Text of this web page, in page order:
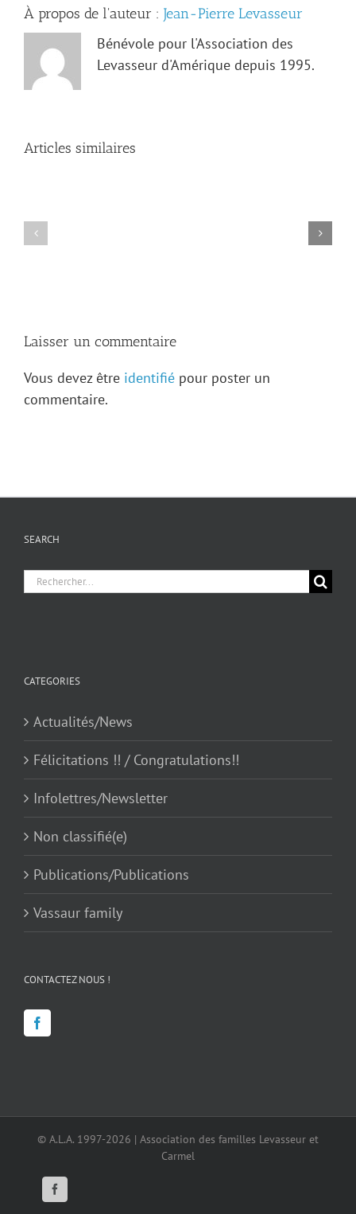
À propos de l'auteur : Jean-Pierre Levasseur
Bénévole pour l'Association des
Levasseur d'Amérique depuis 1995.
Articles similaires
Laisser un commentaire
Vous devez être identifié pour poster un
commentaire.
SEARCH
Chercher
CATEGORIES
Actualités/News
Félicitations !! / Congratulations!!
Infolettres/Newsletter
Non classifié(e)
Publications/Publications
Vassaur family
CONTACTEZ NOUS !
© A.L.A. 1997-2026 | Association des familles Levasseur et
Carmel
Facebook